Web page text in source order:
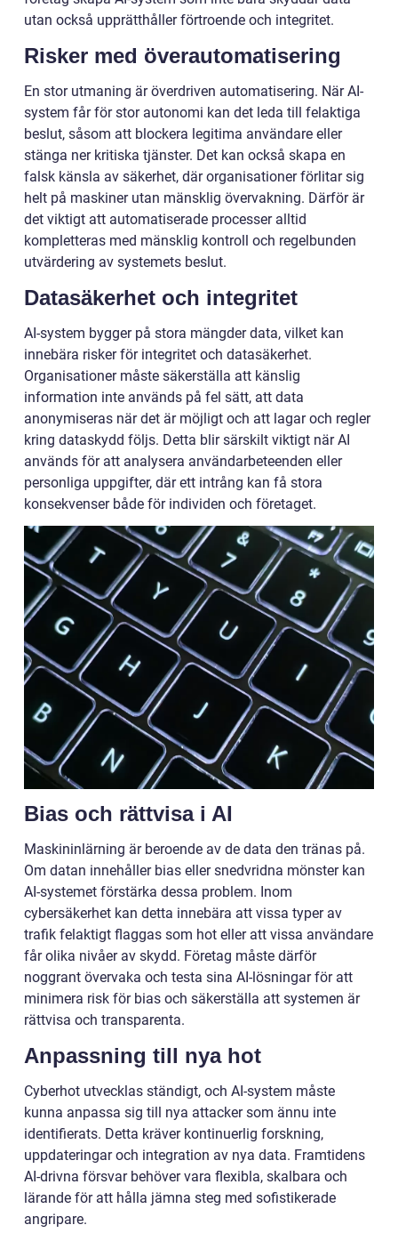
utan också upprätthåller förtroende och integritet.
Risker med överautomatisering
En stor utmaning är överdriven automatisering. När AI-
system får för stor autonomi kan det leda till felaktiga
beslut, såsom att blockera legitima användare eller
stänga ner kritiska tjänster. Det kan också skapa en
falsk känsla av säkerhet, där organisationer förlitar sig
helt på maskiner utan mänsklig övervakning. Därför är
det viktigt att automatiserade processer alltid
kompletteras med mänsklig kontroll och regelbunden
utvärdering av systemets beslut.
Datasäkerhet och integritet
AI-system bygger på stora mängder data, vilket kan
innebära risker för integritet och datasäkerhet.
Organisationer måste säkerställa att känslig
information inte används på fel sätt, att data
anonymiseras när det är möjligt och att lagar och regler
kring dataskydd följs. Detta blir särskilt viktigt när AI
används för att analysera användarbeteenden eller
personliga uppgifter, där ett intrång kan få stora
konsekvenser både för individen och företaget.
Bias och rättvisa i AI
Maskininlärning är beroende av de data den tränas på.
Om datan innehåller bias eller snedvridna mönster kan
AI-systemet förstärka dessa problem. Inom
cybersäkerhet kan detta innebära att vissa typer av
trafik felaktigt flaggas som hot eller att vissa användare
får olika nivåer av skydd. Företag måste därför
noggrant övervaka och testa sina AI-lösningar för att
minimera risk för bias och säkerställa att systemen är
rättvisa och transparenta.
Anpassning till nya hot
Cyberhot utvecklas ständigt, och AI-system måste
kunna anpassa sig till nya attacker som ännu inte
identifierats. Detta kräver kontinuerlig forskning,
uppdateringar och integration av nya data. Framtidens
AI-drivna försvar behöver vara flexibla, skalbara och
lärande för att hålla jämna steg med sofistikerade
angripare.